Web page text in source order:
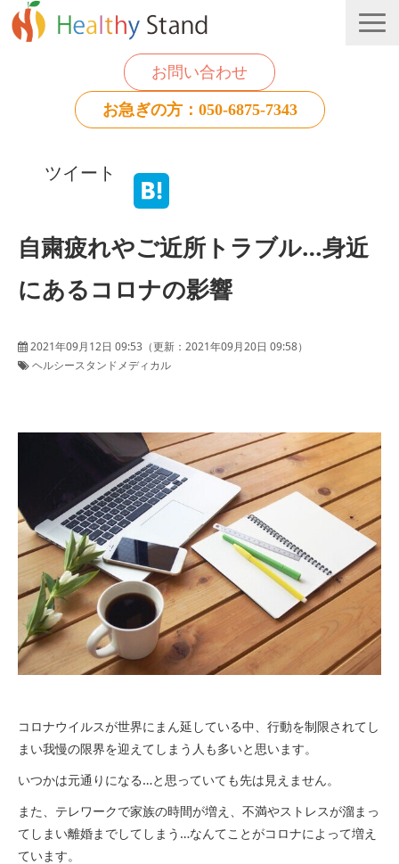
お問い合わせ
お急ぎの方：050-6875-7343
個人のお客様
ツイート
自粛疲れやご近所トラブル…身近
にあるコロナの影響
2021年09月12日 09:53 （更新： 2021年09月20日 09:58）
ヘルシースタンドメディカル
コロナウイルスが世界にまん延している中、行動を制限されてし
まい我慢の限界を迎えてしまう人も多いと思います。
いつかは元通りになる…と思っていても先は見えません。
また、テレワークで家族の時間が増え、不満やストレスが溜まっ
てしまい離婚までしてしまう…なんてことがコロナによって増え
ています。